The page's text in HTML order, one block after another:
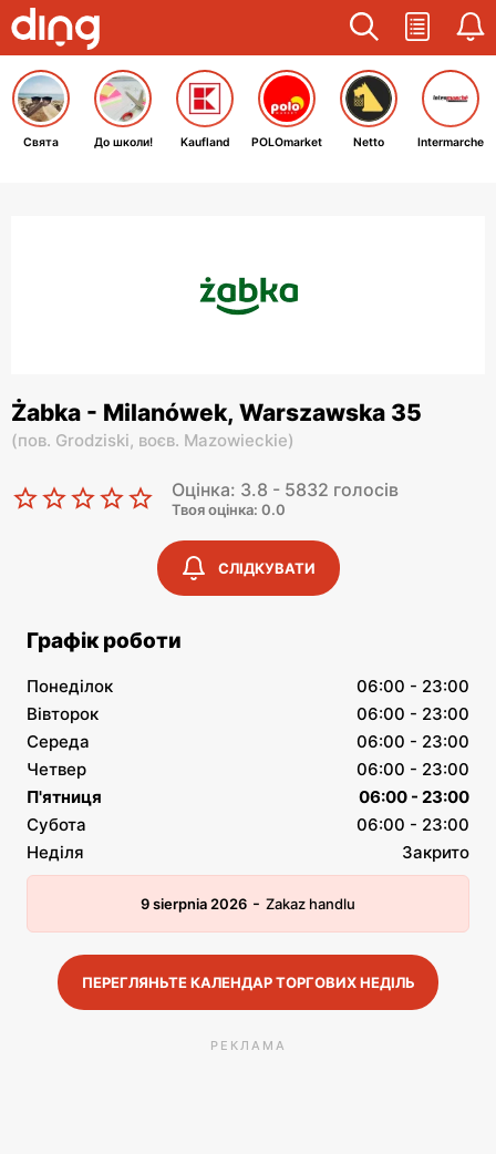
Свята До школи! Kaufland POLOmarket Netto Intermarche
Żabka - Milanówek, Warszawska 35
(пов. Grodziski, воєв. Mazowieckie)
Оцінка: 3.8 - 5832 голосів
Твоя оцінка: 0.0
СЛІДКУВАТИ
Графік роботи
Понеділок
06:00 - 23:00
Вівторок
06:00 - 23:00
Середа
06:00 - 23:00
Четвер
06:00 - 23:00
П'ятниця
06:00 - 23:00
Субота
06:00 - 23:00
Неділя
Закрито
9 sierpnia 2026 - Zakaz handlu
ПЕРЕГЛЯНЬТЕ КАЛЕНДАР ТОРГОВИХ НЕДІЛЬ
РЕКЛАМА